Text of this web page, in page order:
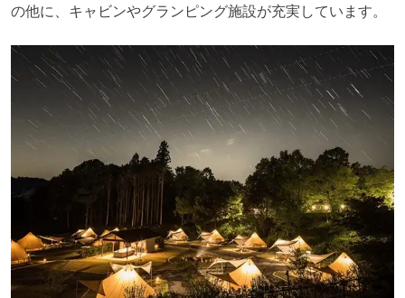
の他に、キャビンやグランピング施設が充実しています。